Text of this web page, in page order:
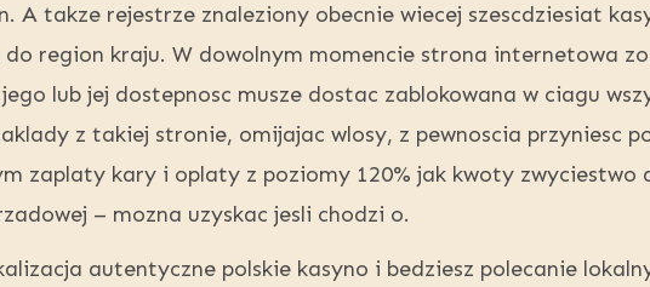
A takze rejestrze znaleziony obecnie wiecej szescdziesiat
region kraju. W dowolnym momencie strona internetowa
lub jej dostepnosc musze dostac zablokowana w ciagu
z takiej stronie, omijajac wlosy, z pewnoscia przyniesc
zaplaty kary i oplaty z poziomy 120% jak kwoty zwyciestwo
– mozna uzyskac jesli chodzi o.
autentyczne polskie kasyno i bedziesz polecanie